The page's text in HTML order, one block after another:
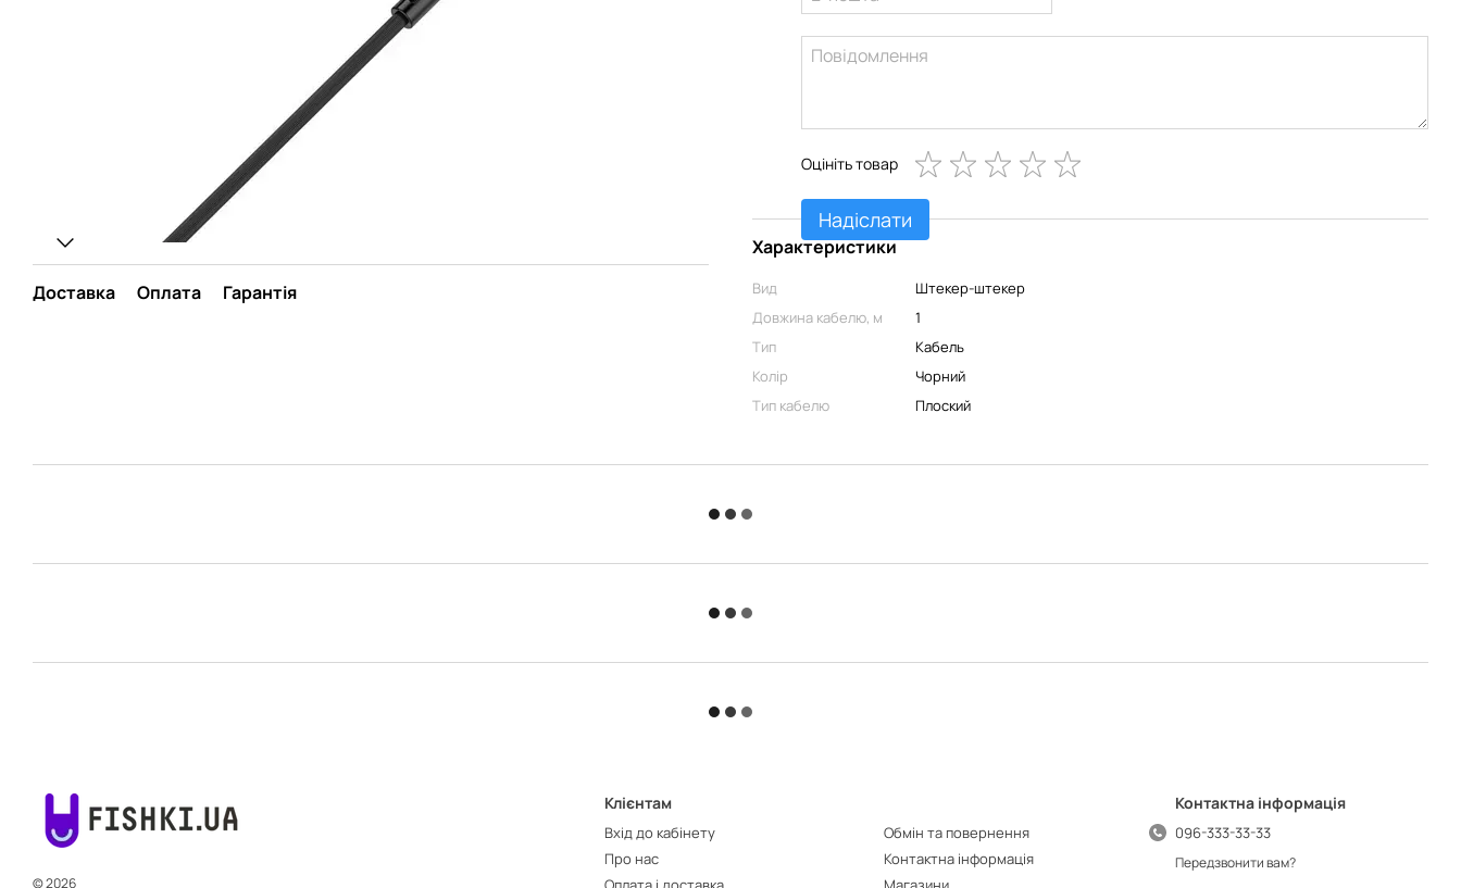
Доставка Оплата Гарантія
Оцініть товар
Надіслати
Характеристики
Вид
Штекер-штекер
Довжина кабелю, м
1
Тип
Кабель
Колір
Чорний
Тип кабелю
Плоский
© 2026
Клієнтам
Вхід до кабінету
Про нас
Обмін та повернення
Контактна інформація
Контактна інформація
096-333-33-33
Передзвонити вам?